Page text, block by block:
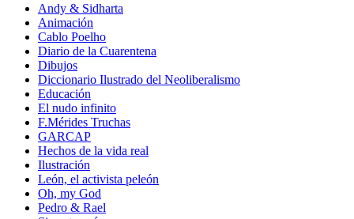
Andy & Sidharta
Animación
Cablo Poelho
Diario de la Cuarentena
Dibujos
Diccionario Ilustrado del Neoliberalismo
Educación
El nudo infinito
F.Mérides Truchas
GARCAP
Hechos de la vida real
Ilustración
León, el activista peleón
Oh, my God
Pedro & Rael